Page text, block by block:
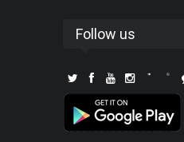
Follow us